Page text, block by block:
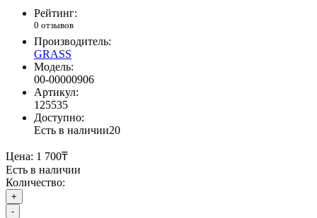
Рейтинг:
0 отзывов
Производитель:
GRASS
Модель:
00-00000906
Артикул:
125535
Доступно:
Есть в наличии20
Цена: 1 700₸
Есть в наличии
Количество:
+
-